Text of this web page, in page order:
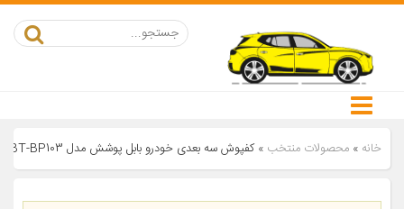
خانه » محصولات منتخب »کفپوش سه بعدی خودرو بابل پوشش مدل BT-BP103 مناسب برای سمند سورن